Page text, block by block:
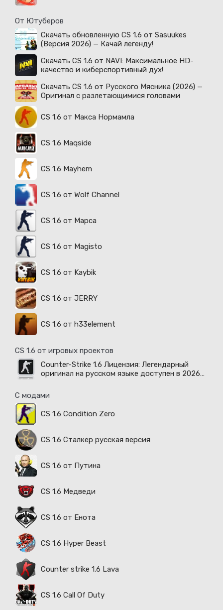
От Ютуберов
Скачать обновленную CS 1.6 от Sasuukes
(Версия 2026) — Качай легенду!
Скачать CS 1.6 от NAVI: Максимальное HD-
качество и киберспортивный дух!
Скачать CS 1.6 от Русского Мясника (2026) —
Оригинал с разлетающимися головами
CS 1.6 от Макса Нормамла
CS 1.6 Maqside
CS 1.6 Mayhem
CS 1.6 от Wolf Channel
CS 1.6 от Марса
CS 1.6 от Magisto
CS 1.6 от Kaybik
CS 1.6 от JERRY
CS 1.6 от h33element
CS 1.6 от игровых проектов
Counter-Strike 1.6 Лицензия: Легендарный
оригинал на русском языке доступен в 2026
С модами
CS 1.6 Condition Zero
CS 1.6 Сталкер русская версия
CS 1.6 от Путина
CS 1.6 Медведи
CS 1.6 от Енота
CS 1.6 Hyper Beast
Counter strike 1.6 Lava
CS 1.6 Call Of Duty